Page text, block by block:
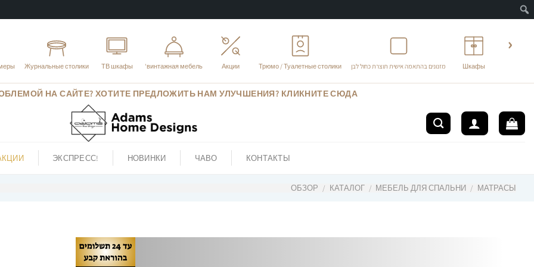
‹
Шкафы מזנונים בהתאמה אישית תוצרת כחול לבן Трюмо / Туалетные столики
Акции
винтажная мебель'
ТВ шкафы
Журнальные столики
НА САЙТЕ? ХОТИТЕ ПРЕДЛОЖИТЬ НАМ УЛУЧШЕНИЯ? КЛИКНИТЕ СЮДА
ЭКСПРЕСС! НОВИНКИ ЧАВО КОНТАКТЫ
ОБЗОР / КАТАЛОГ / МЕБЕЛЬ ДЛЯ СПАЛЬНИ / МАТРАСЫ